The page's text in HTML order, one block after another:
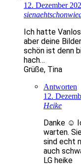
12. Dezember
Ich hatte
aber deine
schön ist denn
hach…
Grüße, Tina
Antworten
12.
Heike
Danke ☺️
warten.
sind echt
auch
LG heike